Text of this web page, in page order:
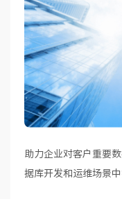
助力企业对客户重要
据库开发和运维场景